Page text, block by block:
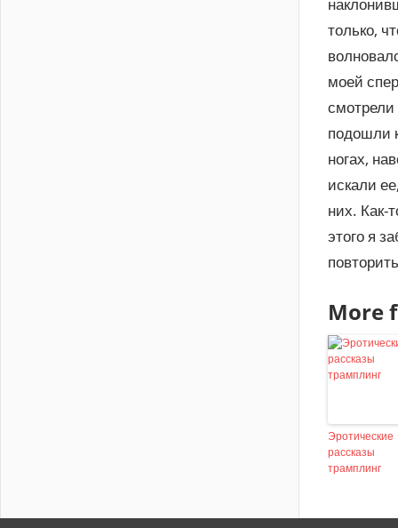
только,
моей
подошли
ногах,
искали
них. Как-
этого я
More
Эротические
рассказы
трамплинг